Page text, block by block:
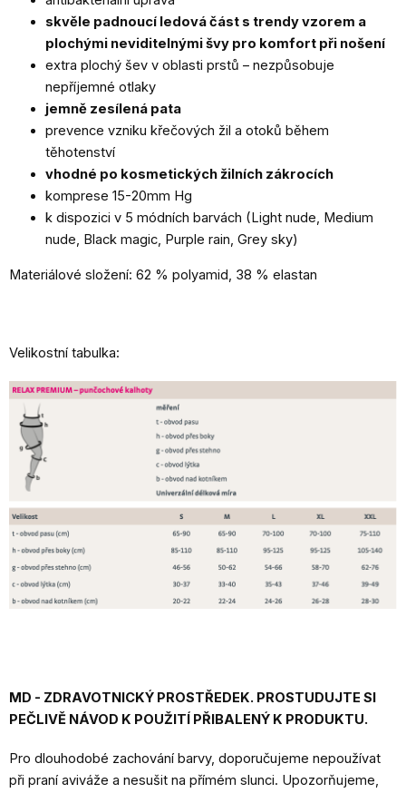
skvěle padnoucí ledová část s trendy vzorem a
plochými neviditelnými švy pro komfort při nošení
extra plochý šev v oblasti prstů – nezpůsobuje
nepříjemné otlaky
jemně zesílená pata
prevence vzniku křečových žil a otoků během
těhotenství
vhodné po kosmetických žilních zákrocích
komprese 15-20mm Hg
k dispozici v 5 módních barvách (Light nude, Medium
nude, Black magic, Purple rain, Grey sky)
Materiálové složení: 62 % polyamid, 38 % elastan
Velikostní tabulka:
MD - ZDRAVOTNICKÝ PROSTŘEDEK. PROSTUDUJTE SI
PEČLIVĚ NÁVOD K POUŽITÍ PŘIBALENÝ K PRODUKTU.
Pro dlouhodobé zachování barvy, doporučujeme nepoužívat
při praní aviváže a nesušit na přímém slunci. Upozorňujeme,